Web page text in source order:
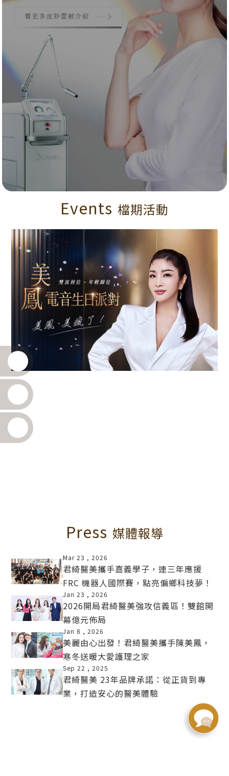
Events 檔期活動
Press 媒體報導
Mar 23 , 2026
君綺醫美攜手嘉義學子，連三年應援
FRC 機器人國際賽，點亮偏鄉科技夢！
MORE
Jan 23 , 2026
2026開局君綺醫美強攻信義區！雙館開
幕億元佈局
MORE
Jan 8 , 2026
美麗由心出發！君綺醫美攜手陳美鳳，
寒冬送暖大愛護理之家
MORE
Sep 22 , 2025
君綺醫美 23年品牌承諾：從正貨到專
業，打造安心的醫美體驗